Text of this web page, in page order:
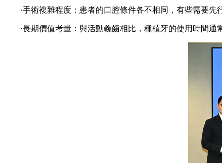
·手術複雜程度：患者的口腔條件各不相同，有些需要先
·長期價值考量：與活動義齒相比，種植牙的使用時間通